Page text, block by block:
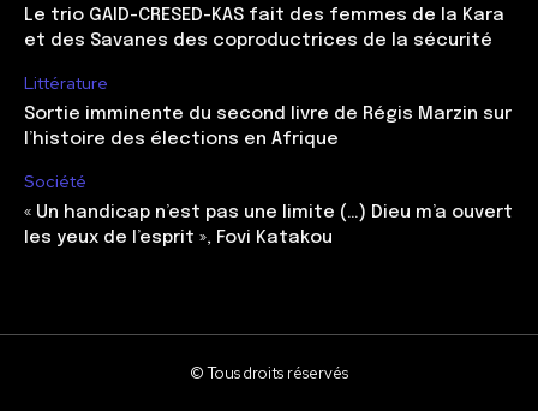
Le trio GAID-CRESED-KAS fait des femmes de la Kara
et des Savanes des coproductrices de la sécurité
Littérature
Sortie imminente du second livre de Régis Marzin sur
l’histoire des élections en Afrique
Société
« Un handicap n’est pas une limite (…) Dieu m’a ouvert
les yeux de l’esprit », Fovi Katakou
© Tous droits réservés